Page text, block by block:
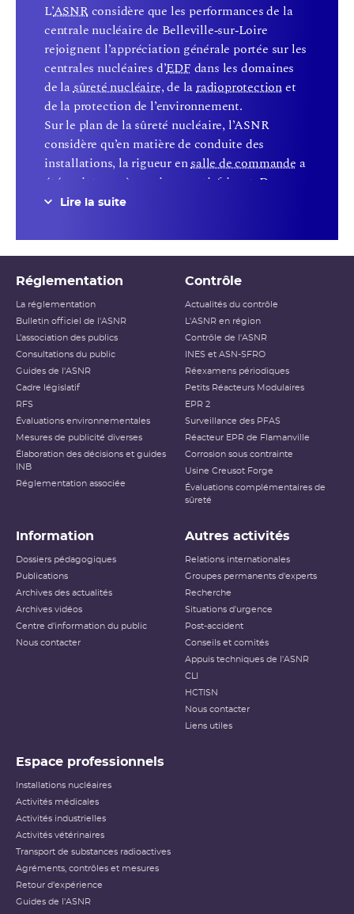
L’ASNRconsidère que les performances de la
centrale nucléaire de Belleville‑sur‑Loire
rejoignent l’appréciation générale portée sur les
centrales nucléaires d’EDF dans les domaines
de lasûreté nucléaire, de laradioprotectionet
de la protection de l’environnement.
Sur le plan de la sûreté nucléaire, l’ASNR
considère qu’en matière de conduite des
installations, la rigueur ensalle de commande a
été maintenue à un niveau satisfaisant. Des
progrès ont également été constatés dans la
Toutefois, la gestion des arrêts de réacteur non
prévus doit être améliorée.
Concernant la maintenance des installations,
les performances de la centrale nucléaire sont
en dégradation par rapport aux années
précédentes. Plusieurs insuffisances ont été
relevées dans la préparation des activités, et des
défauts dans la réalisation des activités de
maintenance ont été détectés sur des
équipements importants pour la sûreté. Un
défaut de maintenance a entraîné un arrêt
automatique d’un réacteur et des dommages
condenseur. L’ASNR attend du
site qu’il prenne pleinement en compte le retour
d’expérience de ces événements et mette en
maîtrise des activités de maintenance en 2026.
L’ASNR considère que les performances de la
centrale nucléaire de Belleville-sur-Loire en
matière de radioprotection restent stables. Les
contrôles réalisés, notamment lors des arrêts de
réacteur, ont permis de constater le bon
déploiement du plan d’action visant à renforcer
les fondamentaux de la radioprotection. Par
ailleurs, EDF a convenablement géré un
événement à fort enjeu radiologique, ayant
entraîné un déversement de résines radioactives
dans un local à la suite d’une erreur de
configuration des circuits.
En matière de protection de l’environnement, la
gestion des effluents et la surveillance des rejets
sont satisfaisantes. L’ASNR souligne
positivement la bonne application de la
stratégie nationale de gestion du
des effluents liquides et la réalisation des
premiers travaux de rénovation de la station de
Lire la suite
Réglementation
La réglementation
Bulletin officiel de l'ASNR
L’association des publics
Consultations du public
Guides de l'ASNR
Cadre législatif
RFS
Évaluations environnementales
Mesures de publicité diverses
Élaboration des décisions et guides
INB
Réglementation associée
Contrôle
Actualités du contrôle
L'ASNR en région
Contrôle de l'ASNR
INES et ASN-SFRO
Réexamens périodiques
Petits Réacteurs Modulaires
EPR 2
Surveillance des PFAS
Réacteur EPR de Flamanville
Corrosion sous contrainte
Usine Creusot Forge
Évaluations complémentaires de
sûreté
Information
Dossiers pédagogiques
Publications
Archives des actualités
Archives vidéos
Centre d'information du public
Nous contacter
Autres activités
Relations internationales
Groupes permanents d'experts
Recherche
Situations d'urgence
Post-accident
Conseils et comités
Appuis techniques de l'ASNR
CLI
HCTISN
Nous contacter
Liens utiles
Espace professionnels
Installations nucléaires
Activités médicales
Activités industrielles
Activités vétérinaires
Transport de substances radioactives
Agréments, contrôles et mesures
Retour d'expérience
Guides de l'ASNR